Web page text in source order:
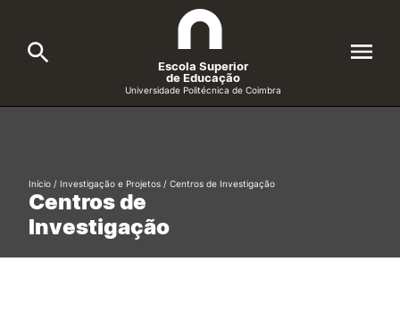
Cursos
Candidatos
Escola Superior
de Educação
Universidade Politécnica de Coimbra
Formative Offer
Centros de
Investigação
Início / Investigação e Projetos / Centros de Investigação